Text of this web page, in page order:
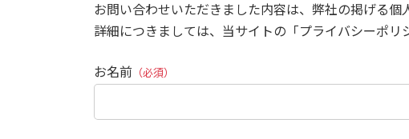
お問い合わせいただきました内容は、弊社の掲げる
詳細につきましては、当サイトの「プライバシーポリ
お名前 （必須）